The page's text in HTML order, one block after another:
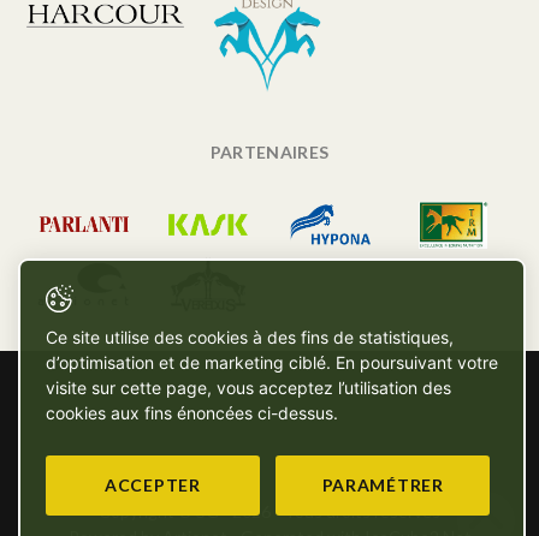
PARTENAIRES
Copyright © SG - 2026 - Tous droits réservés
Ce site utilise des cookies à des fins de statistiques,
d’optimisation et de marketing ciblé. En poursuivant votre
visite sur cette page, vous acceptez l’utilisation des
cookies aux fins énoncées ci-dessus.
ACCEPTER PARAMÉTRER